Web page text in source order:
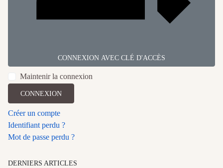
CONNEXION AVEC CLÉ D'ACCÈS
Maintenir la connexion
CONNEXION
Créer un compte
Identifiant perdu ?
Mot de passe perdu ?
DERNIERS ARTICLES